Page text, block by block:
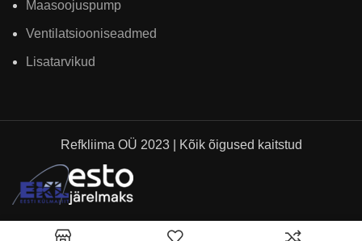
Maasoojuspump
Ventilatsiooniseadmed
Lisatarvikud
Refkliima OÜ 2023 | Kõik õigused kaitstud